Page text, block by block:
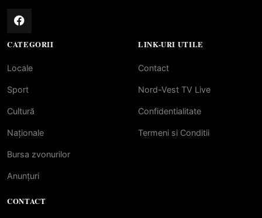
CATEGORII
Locale
Sport
Cultură
Naționale
Bursa zvonurilor
Anunțuri
LINK-URI UTILE
Contact
Nord-Vest TV Live
Confidentialitate
Termeni si Conditii
CONTACT